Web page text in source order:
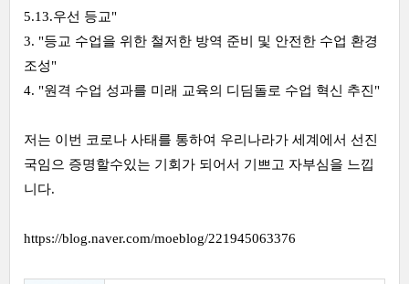
5.13.우선 등교"
3. "등교 수업을 위한 철저한 방역 준비 및 안전한 수업 환경
조성"
4. "원격 수업 성과를 미래 교육의 디딤돌로 수업 혁신 추진"
저는 이번 코로나 사태를 통하여 우리나라가 세계에서 선진
국임으 증명할수있는 기회가 되어서 기쁘고 자부심을 느낍
니다.
https://blog.naver.com/moeblog/221945063376